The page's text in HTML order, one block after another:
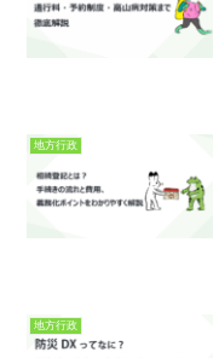
地方行政
地方行政